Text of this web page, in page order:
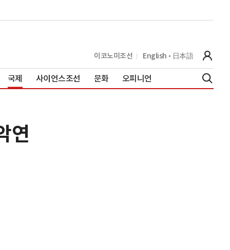
이코노미조선 English 日本語
국제 사이언스조선 문화 오피니언
연